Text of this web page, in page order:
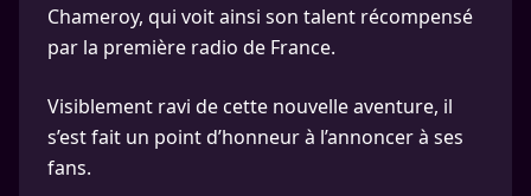
Chameroy, qui voit ainsi son talent récompensé
par la première radio de France.
Visiblement ravi de cette nouvelle aventure, il
s’est fait un point d’honneur à l’annoncer à ses
fans.